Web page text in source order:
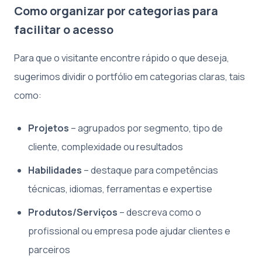
Como organizar por categorias para
facilitar o acesso
Para que o visitante encontre rápido o que deseja,
sugerimos dividir o portfólio em categorias claras, tais
como:
Projetos – agrupados por segmento, tipo de
cliente, complexidade ou resultados
Habilidades – destaque para competências
técnicas, idiomas, ferramentas e expertise
Produtos/Serviços – descreva como o
profissional ou empresa pode ajudar clientes e
parceiros